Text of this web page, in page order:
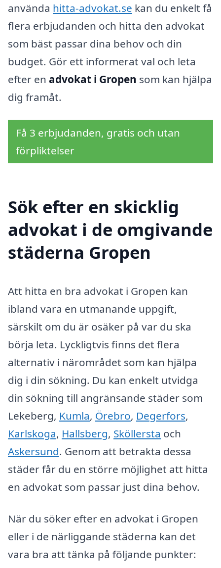
använda hitta-advokat.se kan du enkelt få
flera erbjudanden och hitta den advokat
som bäst passar dina behov och din
budget. Gör ett informerat val och leta
efter en advokat i Gropen som kan hjälpa
dig framåt.
Få 3 erbjudanden, gratis och utan
förpliktelser
Sök efter en skicklig
advokat i de omgivande
städerna Gropen
Att hitta en bra advokat i Gropen kan
ibland vara en utmanande uppgift,
särskilt om du är osäker på var du ska
börja leta. Lyckligtvis finns det flera
alternativ i närområdet som kan hjälpa
dig i din sökning. Du kan enkelt utvidga
din sökning till angränsande städer som
Lekeberg, Kumla, Örebro, Degerfors,
Karlskoga, Hallsberg, Sköllersta och
Askersund. Genom att betrakta dessa
städer får du en större möjlighet att hitta
en advokat som passar just dina behov.
När du söker efter en advokat i Gropen
eller i de närliggande städerna kan det
vara bra att tänka på följande punkter: